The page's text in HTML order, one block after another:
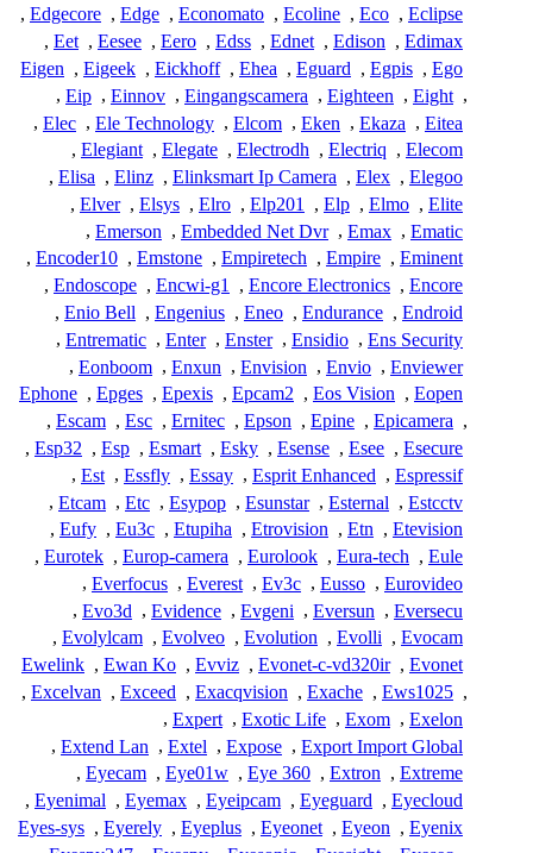
Eclipse
,
Eco
,
Ecoline
,
Economato
,
Edge
,
Edgecore
,
Edimax
,
Edison
,
Ednet
,
Edss
,
Eero
,
Eesee
,
Eet
,
Ego
,
Egpis
,
Eguard
,
Ehea
,
Eickhoff
,
Eigeek
,
Eigen
,
Eight
,
Eighteen
,
Eingangscamera
,
Einnov
,
Eip
,
Eitea
,
Ekaza
,
Eken
,
Elcom
,
Ele Technology
,
Elec
,
Elecom
,
Electriq
,
Electrodh
,
Elegate
,
Elegiant
,
Elegoo
,
Elex
,
Elinksmart Ip Camera
,
Elinz
,
Elisa
,
Elite
,
Elmo
,
Elp
,
Elp201
,
Elro
,
Elsys
,
Elver
,
Ematic
,
Emax
,
Embedded Net Dvr
,
Emerson
,
Eminent
,
Empire
,
Empiretech
,
Emstone
,
Encoder10
,
Encore
,
Encore Electronics
,
Encwi-g1
,
Endoscope
,
Endroid
,
Endurance
,
Eneo
,
Engenius
,
Enio Bell
,
Ens Security
,
Ensidio
,
Enster
,
Enter
,
Entrematic
,
Enviewer
,
Envio
,
Envision
,
Enxun
,
Eonboom
,
Eopen
,
Eos Vision
,
Epcam2
,
Epexis
,
Epges
,
Ephone
,
Epicamera
,
Epine
,
Epson
,
Ernitec
,
Esc
,
Escam
,
Esecure
,
Esee
,
Esense
,
Esky
,
Esmart
,
Esp
,
Esp32
,
Espressif
,
Esprit Enhanced
,
Essay
,
Essfly
,
Est
,
Estcctv
,
Esternal
,
Esunstar
,
Esypop
,
Etc
,
Etcam
,
Etevision
,
Etn
,
Etrovision
,
Etupiha
,
Eu3c
,
Eufy
,
Eule
,
Eura-tech
,
Eurolook
,
Europ-camera
,
Eurotek
,
Eurovideo
,
Eusso
,
Ev3c
,
Everest
,
Everfocus
,
Eversecu
,
Eversun
,
Evgeni
,
Evidence
,
Evo3d
,
Evocam
,
Evolli
,
Evolution
,
Evolveo
,
Evolylcam
,
Evonet
,
Evonet-c-vd320ir
,
Evviz
,
Ewan Ko
,
Ewelink
,
Ews1025
,
Exache
,
Exacqvision
,
Exceed
,
Excelvan
,
Exelon
,
Exom
,
Exotic Life
,
Expert
,
Export Import Global
,
Expose
,
Extel
,
Extend Lan
,
Extreme
,
Extron
,
Eye 360
,
Eye01w
,
Eyecam
,
Eyecloud
,
Eyeguard
,
Eyeipcam
,
Eyemax
,
Eyenimal
,
Eyenix
,
Eyeon
,
Eyeonet
,
Eyeplus
,
Eyerely
,
Eyes-sys